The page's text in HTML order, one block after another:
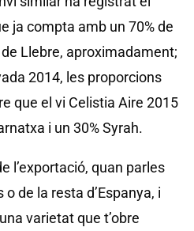
ja compta amb un 70% de
de Llebre, aproximadament;
2014, les proporcions
que el vi Celistia Aire 2015
i un 30% Syrah.
l’exportació, quan parles
de la resta d’Espanya, i
varietat que t’obre